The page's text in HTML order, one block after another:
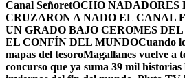
Canal SeñoretOCHO
CRUZARON A NADO EL CANAL
UN GRADO BAJO CEROMES
EL CONFÍN DEL MUNDOCuando
mapas del tesoroMagallanes vuelve a
concurso que ya suma 39 mil historias